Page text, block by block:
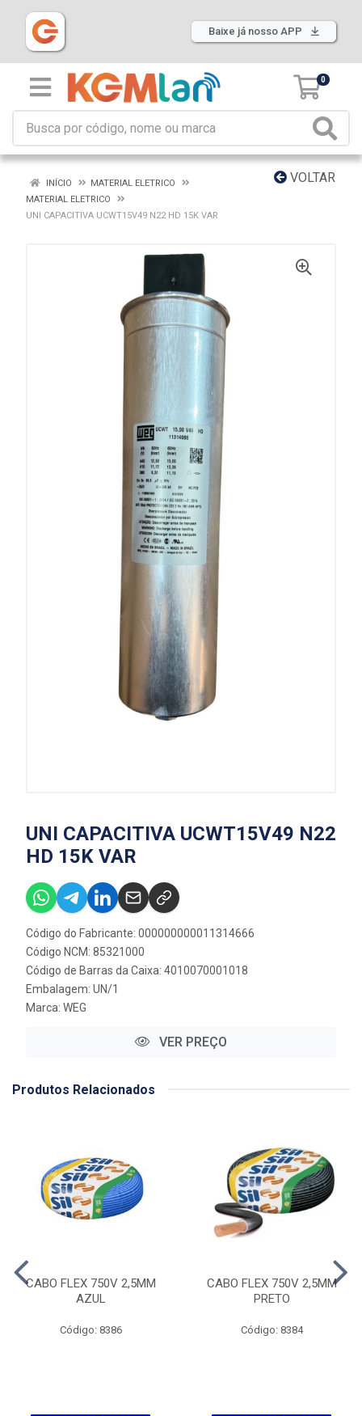
Baixe já nosso APP
0
VOLTAR
INÍCIO
MATERIAL ELETRICO
MATERIAL ELETRICO
UNI CAPACITIVA UCWT15V49 N22 HD 15K VAR
UNI CAPACITIVA UCWT15V49 N22
HD 15K VAR
Código do Fabricante: 000000000011314666
Código NCM: 85321000
Código de Barras da Caixa: 4010070001018
Embalagem: UN/1
Marca: WEG
VER PREÇO
Produtos Relacionados
CABO FLEX 750V 2,5MM
AZUL
Código: 8386
CABO FLEX 750V 2,5MM
PRETO
Código: 8384